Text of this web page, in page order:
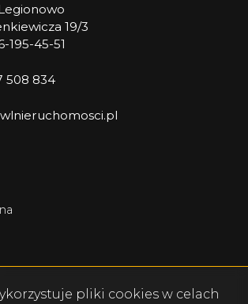
19/3
195-45-51
508 834
pliki cookies w celach